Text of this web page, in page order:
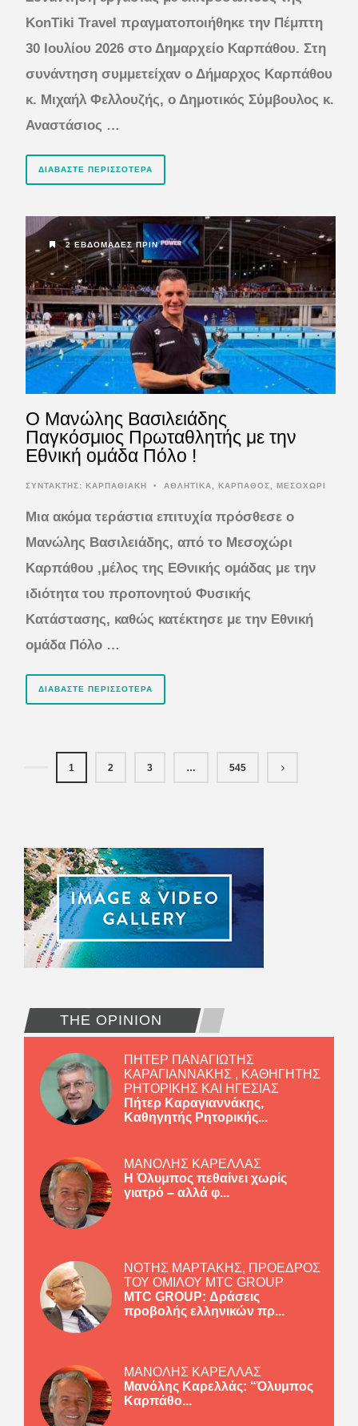
KonTiki Travel πραγματοποιήθηκε την Πέμπτη
30 Ιουλίου 2026 στο Δημαρχείο Καρπάθου. Στη
συνάντηση συμμετείχαν ο Δήμαρχος Καρπάθου
κ. Μιχαήλ Φελλουζής, ο Δημοτικός Σύμβουλος κ.
Αναστάσιος …
ΔΙΑΒΆΣΤΕ ΠΕΡΙΣΣΌΤΕΡΑ
2 ΕΒΔΟΜΆΔΕΣ ΠΡΙΝ
Ο Μανώλης Βασιλειάδης
Παγκόσμιος Πρωταθλητής με την
Εθνική ομάδα Πόλο !
ΣΥΝΤΆΚΤΗΣ: ΚΑΡΠΑΘΙΑΚΗ • ΑΘΛΗΤΙΚΑ ΚΑΡΠΑΘΟΣ ΜΕΣΟΧΩΡΙ
Μια ακόμα τεράστια επιτυχία πρόσθεσε ο
Μανώλης Βασιλειάδης, από το Μεσοχώρι
Καρπάθου ,μέλος της ΕΘνικής ομάδας με την
ιδιότητα του προπονητού Φυσικής
Κατάστασης, καθώς κατέκτησε με την Εθνική
ομάδα Πόλο …
ΔΙΑΒΆΣΤΕ ΠΕΡΙΣΣΌΤΕΡΑ
1 2 3 … 545
THE OPINION
ΠΗΤΕΡ ΠΑΝΑΓΙΩΤΗΣ
ΚΑΡΑΓΙΑΝΝΑΚΗΣ , ΚΑΘΗΓΗΤΗΣ
ΡΗΤΟΡΙΚΗΣ ΚΑΙ ΗΓΕΣΙΑΣ
Πήτερ Καραγιαννάκης,
Καθηγητής Ρητορικής...
ΜΑΝΟΛΗΣ ΚΑΡΕΛΛΑΣ
Η Όλυμπος πεθαίνει χωρίς
γιατρό – αλλά φ...
ΝΟΤΗΣ ΜΑΡΤΑΚΗΣ, ΠΡΟΕΔΡΟΣ
ΤΟΥ ΟΜΙΛΟΥ MTC GROUP
MTC GROUP: Δράσεις
προβολής ελληνικών πρ...
ΜΑΝΟΛΗΣ ΚΑΡΕΛΛΑΣ
Μανόλης Καρελλάς: “Όλυμπος
Καρπάθο...